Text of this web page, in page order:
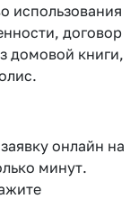
использования
договор
домовой книги,
онлайн на
минут.